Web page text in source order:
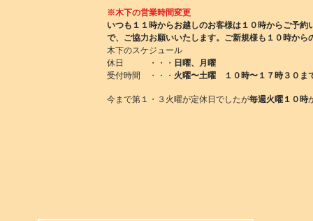
※木下の営業時間変更
いつも１１時からお越しのお客様は１０時からご予
で、ご協力お願いいたします。ご新規様も１０時から
木下のスケジュール
休日 ・・・ 日曜、月曜
受付時間 ・・・ 火曜〜土曜 １０時〜１７時３０ま
今まで第１・３火曜が定休日でしたが毎週火曜１０時